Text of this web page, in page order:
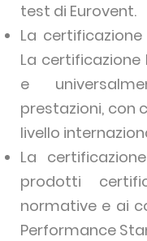
test di Eurovent.
La
La
e
prestazioni, con
livello
La
prodotti
normative e ai
Performance